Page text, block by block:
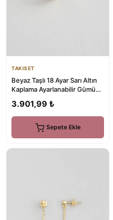
TAKISET
Beyaz Taşlı 18 Ayar Sarı Altın
Kaplama Ayarlanabilir Gümüş
3.901,99 ₺
Sepete Ekle